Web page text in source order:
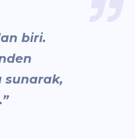
biri.
sunarak,